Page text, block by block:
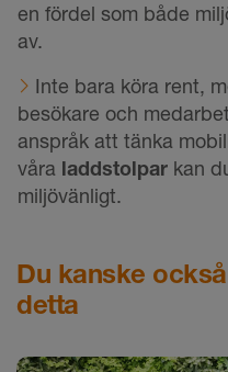
en fördel som både
av.
Inte bara köra rent,
besökare och
anspråk att tänka
våra laddstolpar kan
miljövänligt.
Du kanske
detta